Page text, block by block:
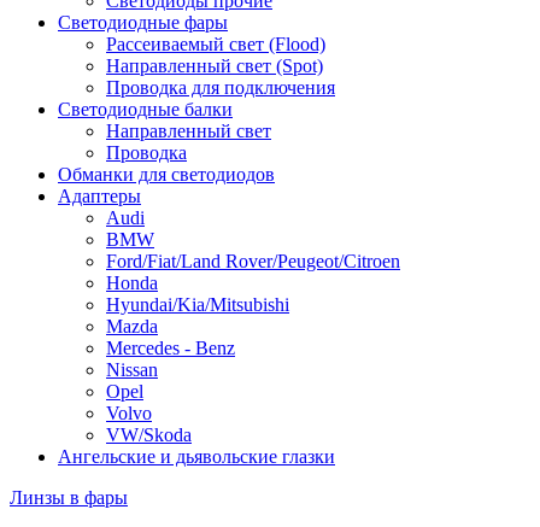
Светодиодные фары
Рассеиваемый свет (Flood)
Направленный свет (Spot)
Проводка для подключения
Светодиодные балки
Направленный свет
Проводка
Обманки для светодиодов
Адаптеры
Audi
BMW
Ford/Fiat/Land Rover/Peugeot/Citroen
Honda
Hyundai/Kia/Mitsubishi
Mazda
Mercedes - Benz
Nissan
Opel
Volvo
VW/Skoda
Ангельские и дьявольские глазки
Линзы в фары